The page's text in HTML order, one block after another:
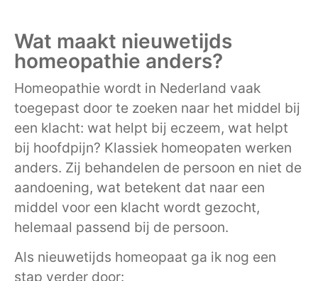
Wat maakt nieuwetijds
homeopathie anders?
Homeopathie wordt in Nederland vaak
toegepast door te zoeken naar het middel bij
een klacht: wat helpt bij eczeem, wat helpt
bij hoofdpijn? Klassiek homeopaten werken
anders. Zij behandelen de persoon en niet de
aandoening, wat betekent dat naar een
middel voor een klacht wordt gezocht,
helemaal passend bij de persoon.
Als nieuwetijds homeopaat ga ik nog een
stap verder door: